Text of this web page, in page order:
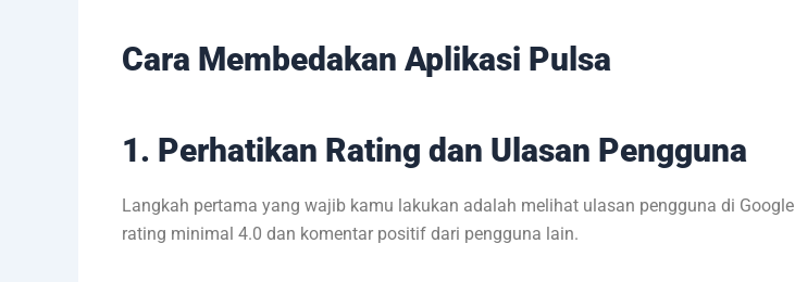
Cara Membedakan Aplikasi Pulsa
1. Perhatikan Rating dan Ulasan Pengguna
Langkah pertama yang wajib kamu lakukan adalah melihat ulasan pengguna di
rating minimal 4.0 dan komentar positif dari pengguna lain.